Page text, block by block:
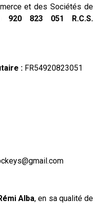
et des Sociétés de
920 823 051 R.C.S.
: FR54920823051
Alba, en sa qualité de